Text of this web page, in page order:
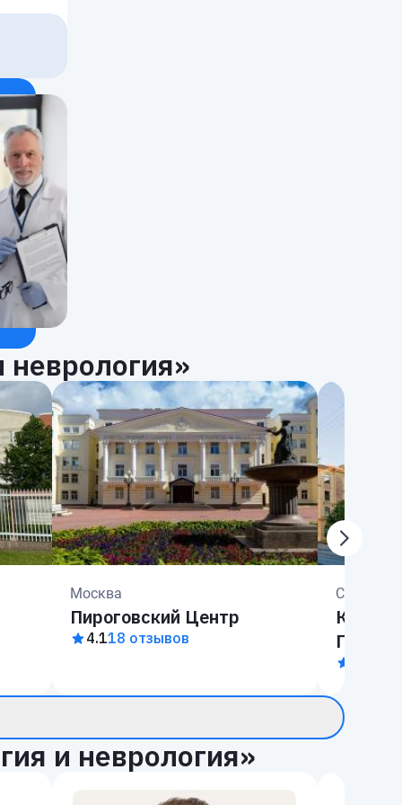
Москва
Пироговский Центр
4.118 отзывов
Санкт-
и неврология»